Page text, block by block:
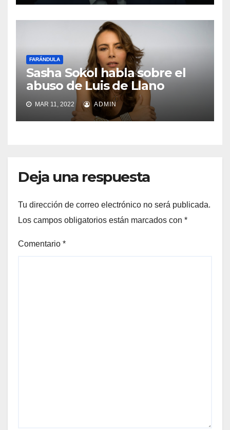
FARÁNDULA
Sasha Sokol habla sobre el
abuso de Luis de Llano
MAR 11, 2022 ADMIN
Deja una respuesta
Tu dirección de correo electrónico no será publicada.
Los campos obligatorios están marcados con *
Comentario *